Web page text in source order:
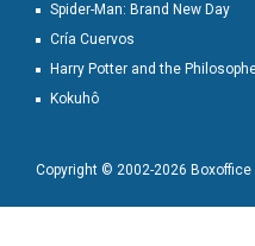
Spider-Man: Brand New Day
Cría Cuervos
Harry Potter and the
Kokuhô
Copyright © 2002-2026